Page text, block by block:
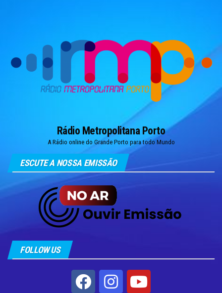
Rádio Metropolitana Porto
A Rádio online do Grande Porto para todo Mundo
ESCUTE A NOSSA EMISSÃO
FOLLOW US